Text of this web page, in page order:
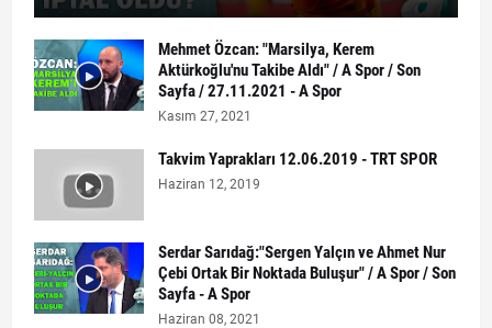
Mehmet Özcan: "Marsilya, Kerem
Aktürkoğlu'nu Takibe Aldı" / A Spor / Son
Sayfa / 27.11.2021 - A Spor
Kasım 27, 2021
Takvim Yaprakları 12.06.2019 - TRT SPOR
Haziran 12, 2019
Serdar Sarıdağ:"Sergen Yalçın ve Ahmet Nur
Çebi Ortak Bir Noktada Buluşur" / A Spor / Son
Sayfa - A Spor
Haziran 08, 2021